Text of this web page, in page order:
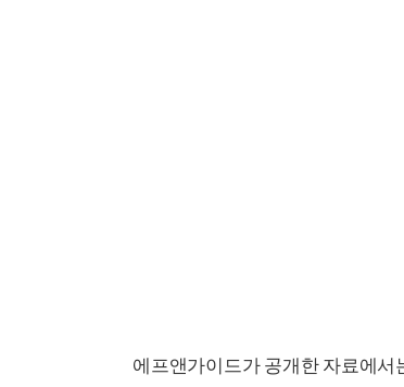
에프앤가이드가 공개한 자료에서